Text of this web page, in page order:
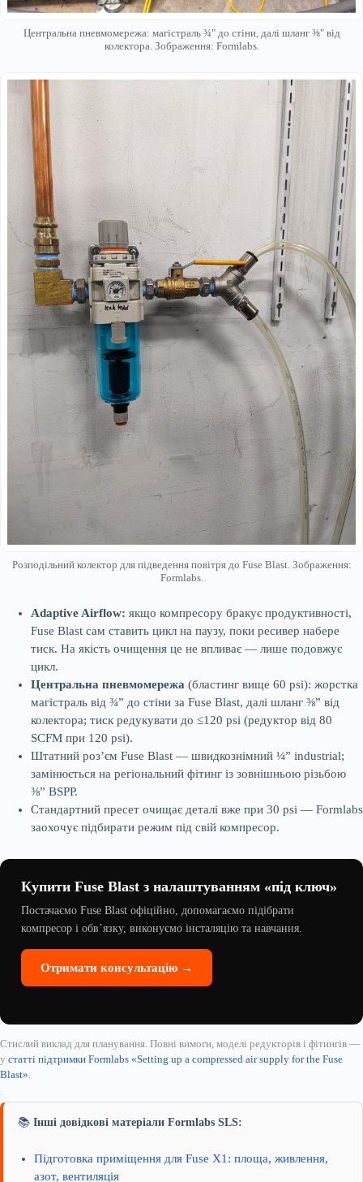
Центральна пневмомережа: магістраль ¾" до стіни, далі шланг ⅜" від
колектора. Зображення: Formlabs.
Розподільний колектор для підведення повітря до Fuse Blast. Зображення:
Formlabs.
Adaptive Airflow: якщо компресору бракує продуктивності,
Fuse Blast сам ставить цикл на паузу, поки ресивер набере
тиск. На якість очищення це не впливає — лише подовжує
цикл.
Центральна пневмомережа (бластинг вище 60 psi): жорстка
магістраль від ¾” до стіни за Fuse Blast, далі шланг ⅜” від
колектора; тиск редукувати до ≤120 psi (редуктор від 80
SCFM при 120 psi).
Штатний роз’єм Fuse Blast — швидкознімний ¼” industrial;
замінюється на регіональний фітинг із зовнішньою різьбою
⅜” BSPP.
Стандартний пресет очищає деталі вже при 30 psi — Formlabs
заохочує підбирати режим під свій компресор.
Купити Fuse Blast з налаштуванням «під ключ»
Постачаємо Fuse Blast офіційно, допомагаємо підібрати
компресор і обв’язку, виконуємо інсталяцію та навчання.
Отримати консультацію →
Стислий виклад для планування. Повні вимоги, моделі редукторів і фітингів —
у статті підтримки Formlabs «Setting up a compressed air supply for the Fuse
Blast»
📚 Інші довідкові матеріали Formlabs SLS:
Підготовка приміщення для Fuse X1: площа, живлення,
азот, вентиляція